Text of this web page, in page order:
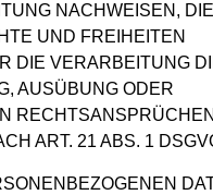
NACHWEISEN,
UND FREIHEITEN
DIE VERARBEITUNG
AUSÜBUNG ODER
RECHTSANSPRÜCHEN
ART. 21 ABS. 1